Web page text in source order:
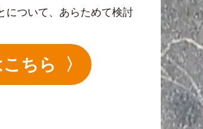
について、あらためて検討
ちら